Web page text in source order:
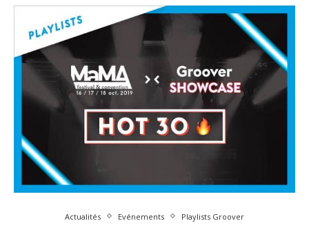
Actualités Evénements Playlists Groover